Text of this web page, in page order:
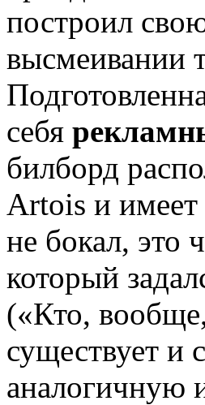
построил
высмеивании
себя
билборд
Artois и имеет
не бокал, это
который
(«Кто,
существует и
аналогичную